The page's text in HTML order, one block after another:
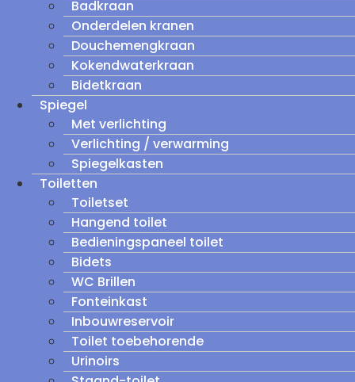
Badkraan
Onderdelen kranen
Douchemengkraan
Kokendwaterkraan
Bidetkraan
Spiegel
Met verlichting
Verlichting / verwarming
Spiegelkasten
Toiletten
Toiletset
Hangend toilet
Bedieningspaneel toilet
Bidets
WC Brillen
Fonteinkast
Inbouwreservoir
Toilet toebehorende
Urinoirs